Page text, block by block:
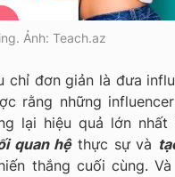
Ảnh: Teach.az
đơn giản là đưa
rằng những
lại hiệu quả lớn nhất
quan hệthực sự và
thắng cuối cùng.